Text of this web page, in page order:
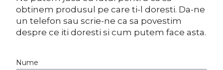
obtinem produsul pe care ti-l doresti. Da-ne
un telefon sau scrie-ne ca sa povestim
despre ce iti doresti si cum putem face asta.
Nume